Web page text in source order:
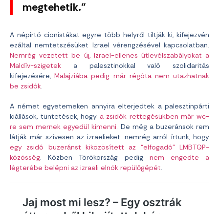
megtehetik.”
A népirtó cionistákat egyre több helyről tiltják ki, kifejezvén
ezáltal nemtetszésüket Izrael vérengzésével kapcsolatban.
Nemrég vezetett be új, Izrael-ellenes útlevélszabályokat a
Maldív-szigetek a palesztinokkal való szolidaritás
kifejezésére,Malajziába pedig már régóta nem utazhatnak
be zsidók.
A német egyetemeken annyira elterjedtek a palesztinpárti
kiállások, tüntetések, hogy a zsidók rettegésükben már wc-
re sem mernek egyedül kimenni. De még a buzeránsok rem
látják már szívesen az izraelieket: nemrég arról írtunk, hogy
egy zsidó buzeránst kiközösített az “elfogadó” LMBTQP-
közösség. Közben Törökország pedig nem engedte a
légterébe belépni az izraeli elnök repülőgépét.